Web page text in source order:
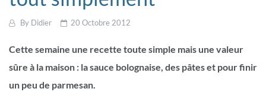
By Didier 20 Octobre 2012
Cette semaine une recette toute simple mais une valeur
sûre à la maison : la sauce bolognaise, des pâtes et pour finir
un peu de parmesan.